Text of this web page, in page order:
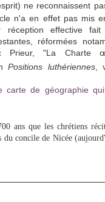
ne reconnaissent
n'a en effet pas mis
réception effective fait
réformées
Prieur, "La Charte
Positions luthériennes,
de géographie
ans que les chrétiens
du concile de Nicée